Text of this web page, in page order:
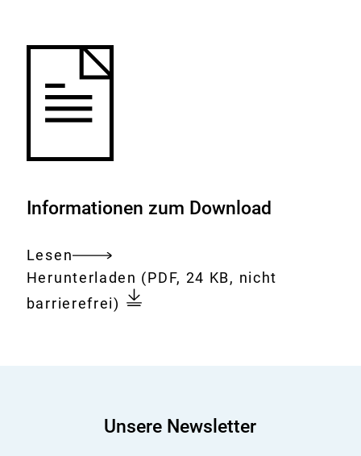
Informationen zum Download
Lesen
Gesamtes
Dokument
Download:
Herunterladen Geflügelpest
-
Lebensmittel
(PDF, 24 KB, nicht
barrierefrei)
Unsere Newsletter